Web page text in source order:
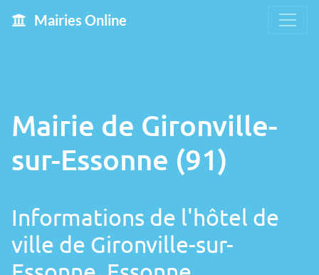
Mairies Online
Mairie de Gironville-
sur-Essonne (91)
Informations de l'hôtel de
ville de Gironville-sur-